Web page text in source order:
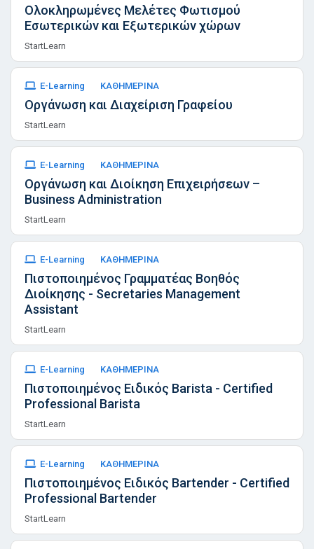
Ολοκληρωμένες Μελέτες Φωτισμού
Εσωτερικών και Εξωτερικών χώρων
StartLearn
E-Learning ΚΑΘΗΜΕΡΙΝΑ
Οργάνωση και Διαχείριση Γραφείου
StartLearn
E-Learning ΚΑΘΗΜΕΡΙΝΑ
Οργάνωση και Διοίκηση Επιχειρήσεων –
Business Administration
StartLearn
E-Learning ΚΑΘΗΜΕΡΙΝΑ
Πιστοποιημένος Γραμματέας Βοηθός
Διοίκησης - Secretaries Management
Assistant
StartLearn
E-Learning ΚΑΘΗΜΕΡΙΝΑ
Πιστοποιημένος Ειδικός Barista - Certified
Professional Barista
StartLearn
E-Learning ΚΑΘΗΜΕΡΙΝΑ
Πιστοποιημένος Ειδικός Bartender - Certified
Professional Bartender
StartLearn